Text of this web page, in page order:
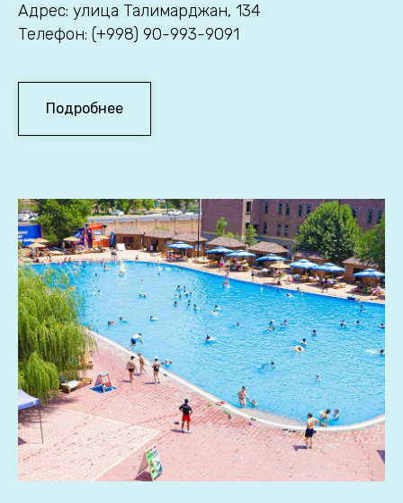
Адрес: улица Талимарджан, 134
Телефон: (+998) 90-993-9091
Подробнее